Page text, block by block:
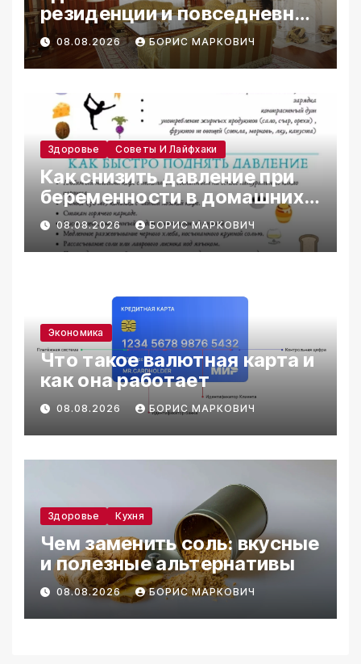
резиденции и повседневная
жизнь
08.08.2026 БОРИС МАРКОВИЧ
Здоровье Советы И Лайфхаки
Как снизить давление при
беременности в домашних
условиях
08.08.2026 БОРИС МАРКОВИЧ
Экономика
Что такое валютная карта и
как она работает
08.08.2026 БОРИС МАРКОВИЧ
Здоровье Кухня
Чем заменить соль: вкусные
и полезные альтернативы
08.08.2026 БОРИС МАРКОВИЧ